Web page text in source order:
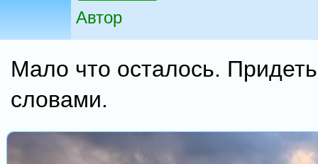
Автор
Мало что осталось.
словами.